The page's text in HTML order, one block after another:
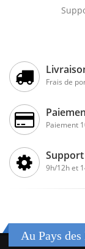
Frais de
Paiement
Support
9h/12h et
Au Pays des